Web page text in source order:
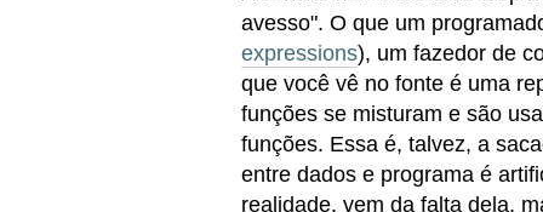
avesso". O que um
expressions), um fazedor de
que você vê no fonte é uma
funções se misturam e são
funções. Essa é, talvez, a
entre dados e programa é
realidade, vem da falta dela,